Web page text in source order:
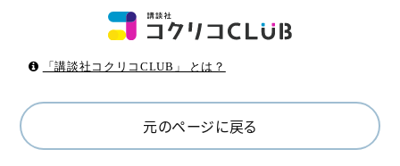
「講談社コクリコCLUB」 とは？
元のページに戻る